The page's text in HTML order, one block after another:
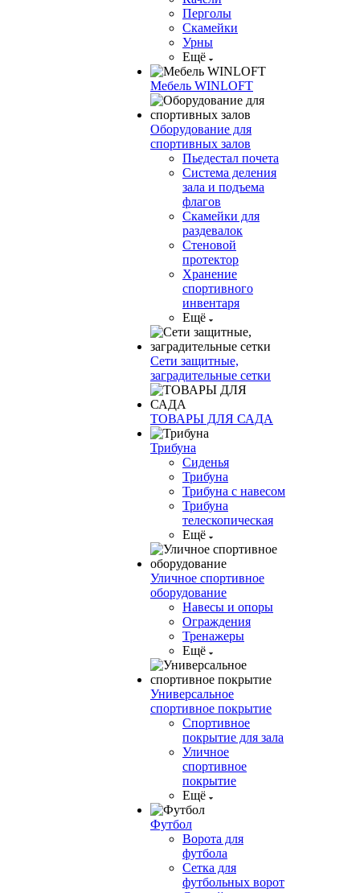
Перголы
Скамейки
Урны
Ещё
Мебель WINLOFT
Оборудование для
спортивных залов
Пьедестал почета
Система деления
зала и подъема
флагов
Скамейки для
раздевалок
Стеновой
протектор
Хранение
спортивного
инвентаря
Ещё
Сети защитные,
заградительные сетки
ТОВАРЫ ДЛЯ САДА
Трибуна
Сиденья
Трибуна
Трибуна с навесом
Трибуна
телескопическая
Ещё
Уличное спортивное
оборудование
Навесы и опоры
Ограждения
Тренажеры
Ещё
Универсальное
спортивное покрытие
Спортивное
покрытие для зала
Уличное
спортивное
покрытие
Ещё
Футбол
Ворота для
футбола
Сетка для
футбольных ворот